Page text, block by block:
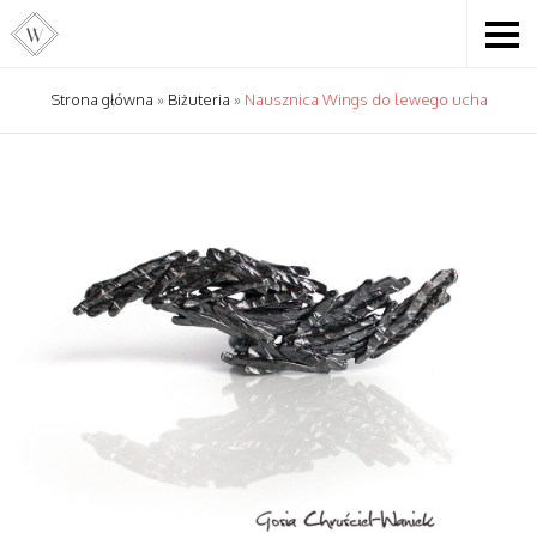
Strona główna » Biżuteria » Nausznica Wings do lewego ucha